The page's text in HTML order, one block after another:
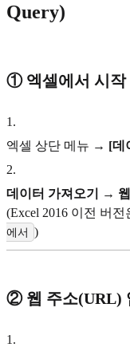
Query)
① 엑셀에서 시작
1 .
엑셀 상단 메뉴 → [데
2.
데이터 가져오기 → 웹
(Excel 2016 이전 버전
에서 )
② 웹 주소(URL)
1 .